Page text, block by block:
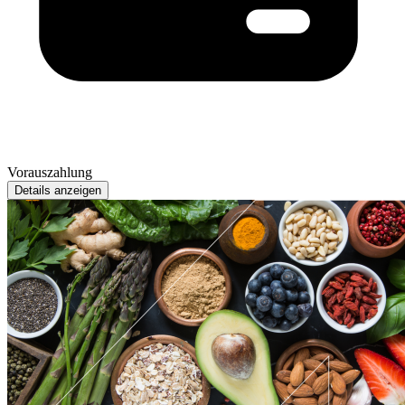
Vorauszahlung
Details anzeigen